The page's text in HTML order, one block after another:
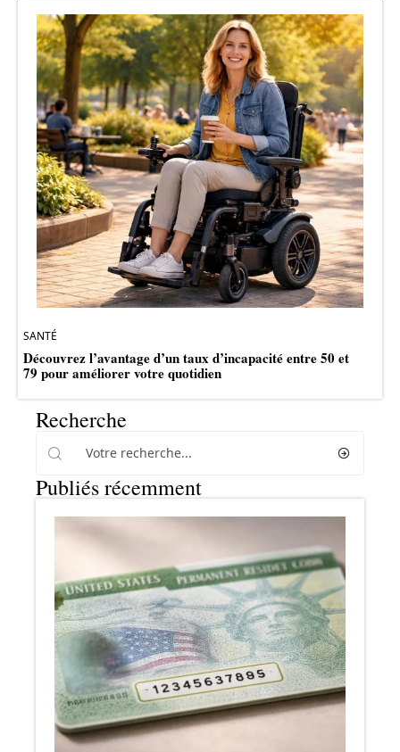
SANTÉ
Découvrez l’avantage d’un taux d’incapacité entre 50 et
79 pour améliorer votre quotidien
Recherche
Publiés récemment